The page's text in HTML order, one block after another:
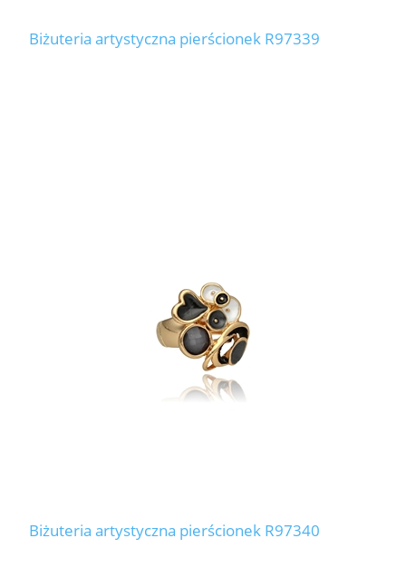
Biżuteria artystyczna pierścionek R97339
Biżuteria artystyczna pierścionek R97340